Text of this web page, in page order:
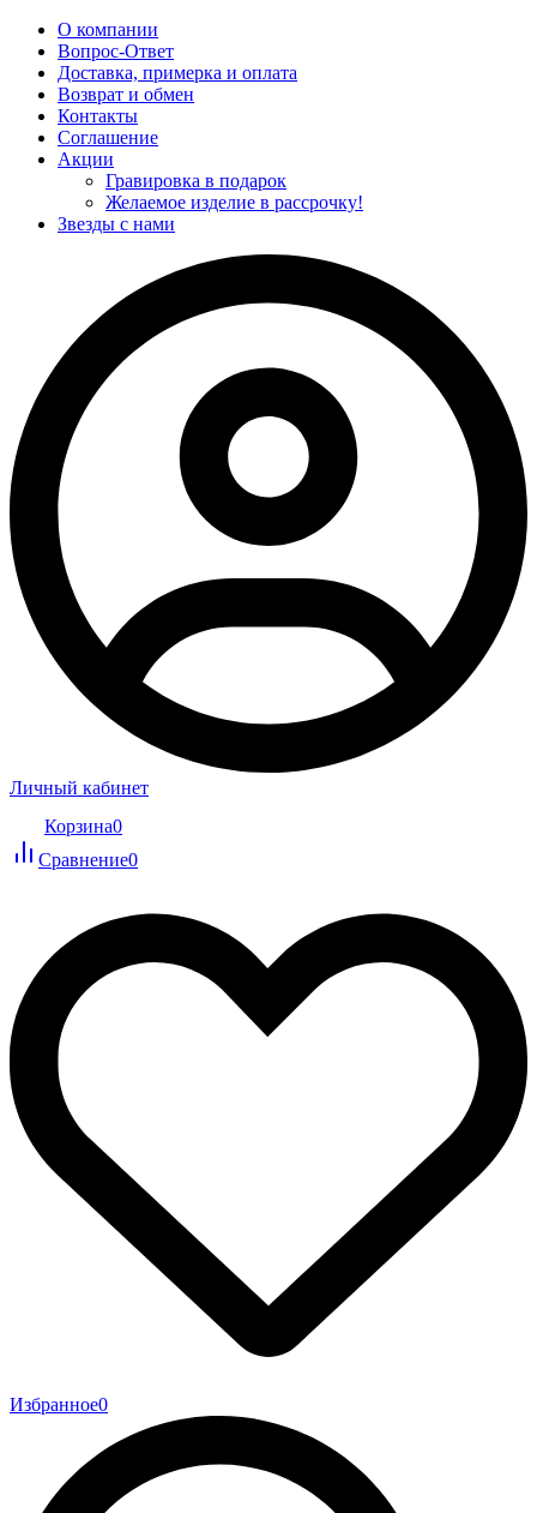
О компании
Вопрос-Ответ
Доставка, примерка и оплата
Возврат и обмен
Контакты
Соглашение
Акции
Гравировка в подарок
Желаемое изделие в рассрочку!
Звезды с нами
Личный кабинет
Корзина0
Сравнение0
Избранное0